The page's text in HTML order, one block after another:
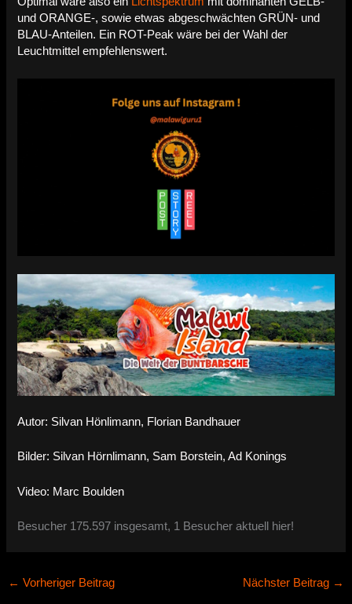
und ORANGE-, sowie etwas abgeschwächten GRÜN- und
BLAU-Anteilen. Ein ROT-Peak wäre bei der Wahl der
Leuchtmittel empfehlenswert.
Autor: Silvan Hönlimann, Florian Bandhauer
Bilder: Silvan Hörnlimann, Sam Borstein, Ad Konings
Video: Marc Boulden
Besucher 175.597 insgesamt, 1 Besucher aktuell hier!
← Vorheriger Beitrag Nächster Beitrag →